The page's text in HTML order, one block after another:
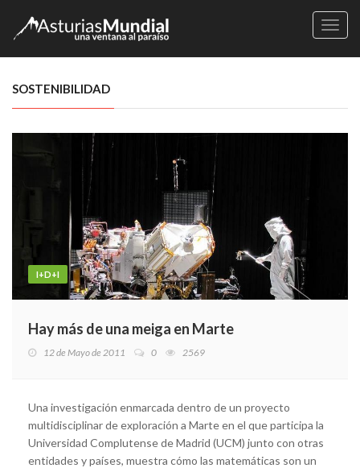
SOSTENIBILIDAD
I+D+I
Hay más de una meiga en Marte
12 de Mayo de 2011 0 2569
Una investigación enmarcada dentro de un proyecto
multidisciplinar de exploración a Marte en el que participa la
Universidad Complutense de Madrid (UCM) junto con otras
entidades y países, muestra cómo las matemáticas son un